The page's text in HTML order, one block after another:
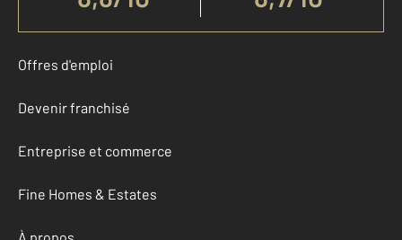
Offres d'emploi
Devenir franchisé
Entreprise et commerce
Fine Homes & Estates
À propos